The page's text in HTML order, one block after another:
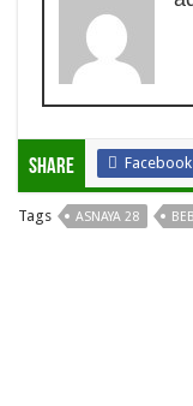
Share Facebook
Tags ASNAYA 28